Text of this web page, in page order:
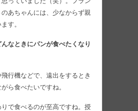
あちゃんには、少なからず親
す。
なときにパンが食べたくなり
飛行機などで、遠出をするとき
ら食べたいですね。
で食べるのが至高ですね。授